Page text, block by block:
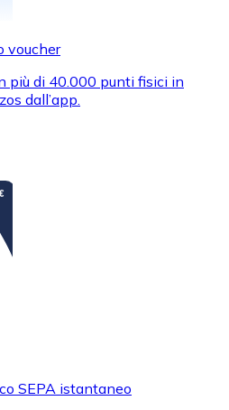
voucher
più di 40.000 punti fisici in
dall’app.
SEPA istantaneo